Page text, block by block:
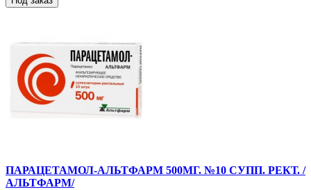
ПАРАЦЕТАМОЛ-АЛЬТФАРМ 500МГ. №10 СУПП. РЕКТ. /
АЛЬТФАРМ/